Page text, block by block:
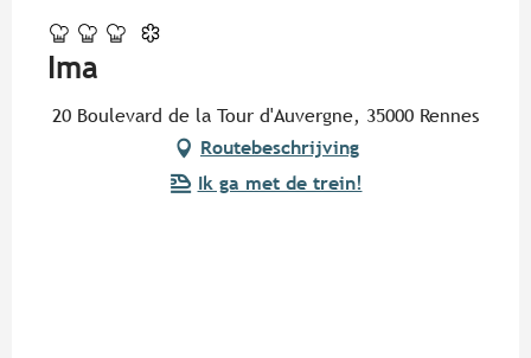
Ima
20 Boulevard de la Tour d'Auvergne, 35000 Rennes
Routebeschrijving
Ik ga met de trein!